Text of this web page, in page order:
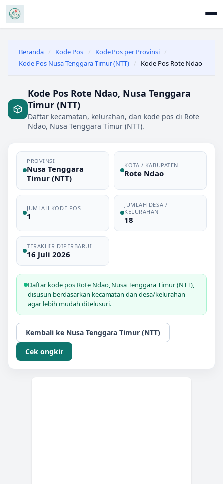
Beranda / Kode Pos / Kode Pos per Provinsi /
Kode Pos Nusa Tenggara Timur (NTT) / Kode Pos Rote Ndao
Kode Pos Rote Ndao, Nusa Tenggara
Timur (NTT)
Daftar kecamatan, kelurahan, dan kode pos di Rote
Ndao, Nusa Tenggara Timur (NTT).
PROVINSI
Nusa Tenggara
Timur (NTT)
KOTA / KABUPATEN
Rote Ndao
JUMLAH KODE POS
1
JUMLAH DESA /
KELURAHAN
18
TERAKHIR DIPERBARUI
16 Juli 2026
Daftar kode pos Rote Ndao Nusa Tenggara Timur (NTT)
disusun berdasarkan kecamatan dan desa/kelurahan
agar lebih mudah ditelusuri.
Kembali ke Nusa Tenggara Timur (NTT)
Cek ongkir